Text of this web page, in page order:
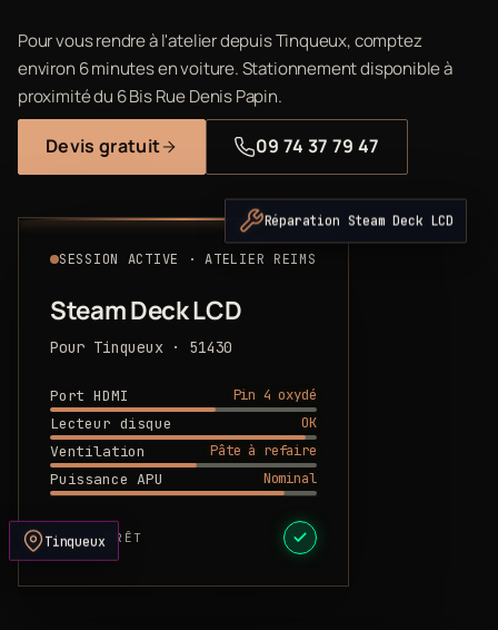
Pour vous rendre à l'atelier depuis Tinqueux, comptez
environ 6 minutes en voiture. Stationnement disponible à
proximité du 6 Bis Rue Denis Papin.
Devis gratuit 09 74 37 79 47
SESSION ACTIVE · ATELIER REIMS
Steam Deck LCD
Pour Tinqueux · 51430
Port HDMI
Pin 4 oxydé
Lecteur disque
OK
Ventilation
Pâte à refaire
Puissance APU
Nominal
DEVIS PRÊT
Réparation Steam Deck LCD
Tinqueux